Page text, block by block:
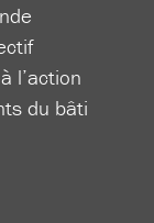
l’action
du bâti